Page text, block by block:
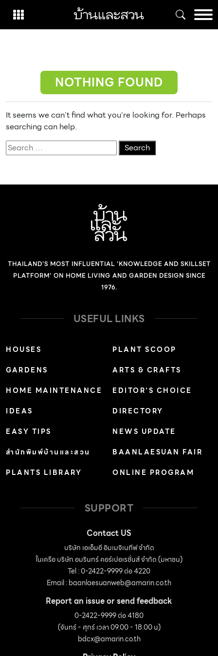
content
NOTHING FOUND
It seems we can’t find what you’re looking for. Perhaps
searching can help.
Search
for:
THAILAND'S MOST INFLUENTIAL 'KNOWLEDGE AND SKILLSET
PLATFORM' ON HOME LIVING AND GARDEN DESIGN SINCE
1976.
USEFUL LINKS
HOUSES
GARDENS
HOME MAINTENANCE
IDEAS
EASY TIPS
สำนักพิมพ์บ้านและสวน
PLANTS LIBRARY
PLANT SCOOP
ARTS & CRAFTS
EDITOR’S CHOICE
DIRECTORY
NEWS UPDATE
BAANLAESUAN FAIR
ONLINE PROGRAM
SUPPORT
Contact US
บริษัท เอเอ็มอี อิมเมจิเนทีฟ จำกัด
ในเครือ บริษัท อมรินทร์ คอร์เปอเรชั่นส์ จำกัด (มหาชน)
Tel : 0-2422-9999 ต่อ 4220
Email :baanlaesuanweb@amarin.co.th
Report an issue or send feedback
0-2422-9999 ต่อ 4180
(จันทร์ - ศุกร์ เวลา 09.00 - 18.00 น)
bdcx@amarin.co.th